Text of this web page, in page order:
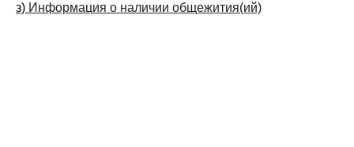
з) Информация о наличии общежития(ий)